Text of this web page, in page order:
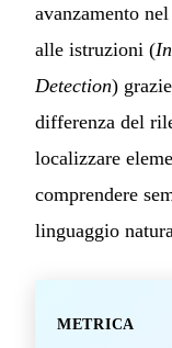
avanzamento
alle istruzioni (
Detection)
differenza del
localizzare
comprendere
linguaggio
METRICA